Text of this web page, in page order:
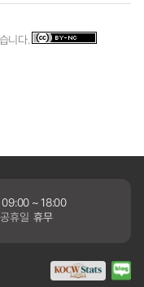
니다.
09:00 ~ 18:00
휴일 휴무